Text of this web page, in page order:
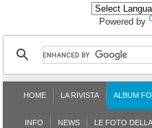
Powered by
HOME LA RIVISTA ALBUM
INFO NEWS LE FOTO